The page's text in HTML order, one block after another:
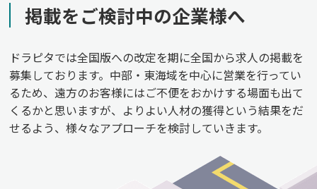
掲載をご検討中の企業様へ
ドラピタでは全国版への改定を期に全国から求人の掲載を
募集しております。中部・東海域を中心に営業を行ってい
るため、遠方のお客様にはご不便をおかけする場面も出て
くるかと思いますが、よりよい人材の獲得という結果をだ
せるよう、様々なアプローチを検討していきます。